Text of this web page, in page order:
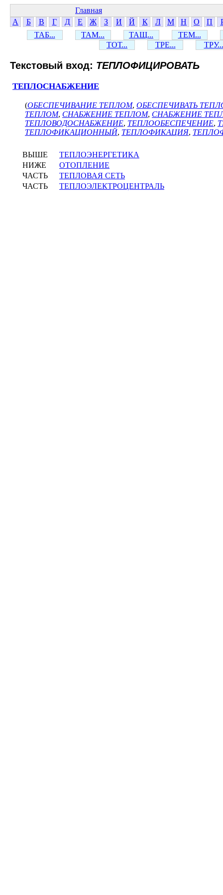
Главная
А
Б В Г Д Е Ж З И Й К Л М Н О П
ТАБ...
ТАМ... ТАЩ...
ТЕМ...
ТОТ...
ТРЕ... ТРУ...
Текстовый вход: ТЕПЛОФИЦИРОВАТЬ
ТЕПЛОСНАБЖЕНИЕ
(ОБЕСПЕЧИВАНИЕ ТЕПЛОМ, ОБЕСПЕЧИВАТЬ
ТЕПЛОМ, СНАБЖЕНИЕ ТЕПЛОМ, СНАБЖЕНИЕ
ТЕПЛОВОДОСНАБЖЕНИЕ, ТЕПЛООБЕСПЕЧЕНИЕ,
ТЕПЛОФИКАЦИОННЫЙ, ТЕПЛОФИКАЦИЯ,
ВЫШЕ
ТЕПЛОЭНЕРГЕТИКА
НИЖЕ
ОТОПЛЕНИЕ
ЧАСТЬ
ТЕПЛОВАЯ СЕТЬ
ЧАСТЬ
ТЕПЛОЭЛЕКТРОЦЕНТРАЛЬ